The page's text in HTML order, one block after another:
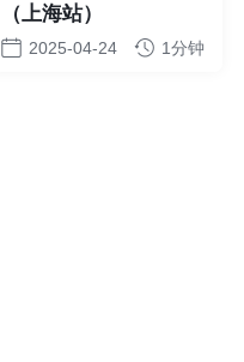
（上海站）
2025-04-24 1分钟